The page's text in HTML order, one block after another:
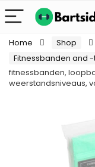
Home Shop
Fitnessbanden and
fitnessbanden,
weerstandsniveaus,